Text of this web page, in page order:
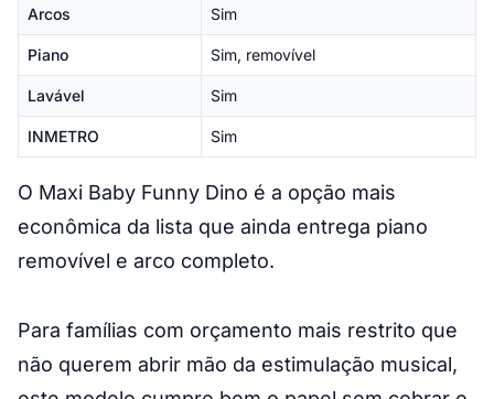
Arcos Sim
Piano Sim, removível
Lavável Sim
INMETRO Sim
O Maxi Baby Funny Dino é a opção mais
econômica da lista que ainda entrega piano
removível e arco completo.
Para famílias com orçamento mais restrito que
não querem abrir mão da estimulação musical,